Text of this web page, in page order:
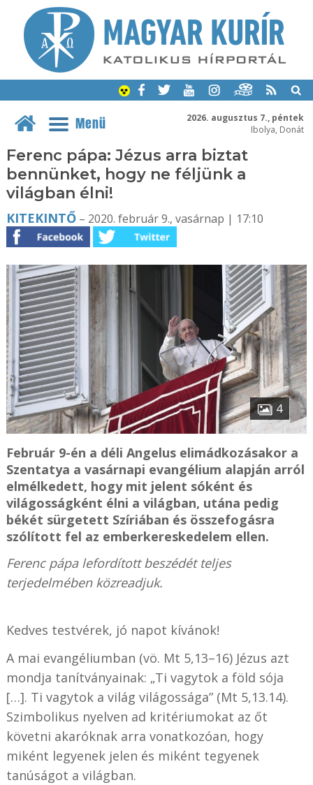
2026. augusztus 7., péntek
Ibolya, Donát
Menü
Ferenc pápa: Jézus arra biztat
bennünket, hogy ne féljünk a
világban élni!
KITEKINTŐ– 2020. február 9., vasárnap | 17:10
4
Február 9-én a déli Angelus elimádkozásakor a
Szentatya a vasárnapi evangélium alapján arról
elmélkedett, hogy mit jelent sóként és
világosságként élni a világban, utána pedig
békét sürgetett Szíriában és összefogásra
szólított fel az emberkereskedelem ellen.
Ferenc pápa lefordított beszédét teljes
terjedelmében közreadjuk.
Kedves testvérek, jó napot kívánok!
A mai evangéliumban (vö. Mt 5,13–16) Jézus azt
mondja tanítványainak: „Ti vagytok a föld sója
[…]. Ti vagytok a világ világossága” (Mt 5,13.14).
Szimbolikus nyelven ad kritériumokat az őt
követni akaróknak arra vonatkozóan, hogy
miként legyenek jelen és miként tegyenek
tanúságot a világban.